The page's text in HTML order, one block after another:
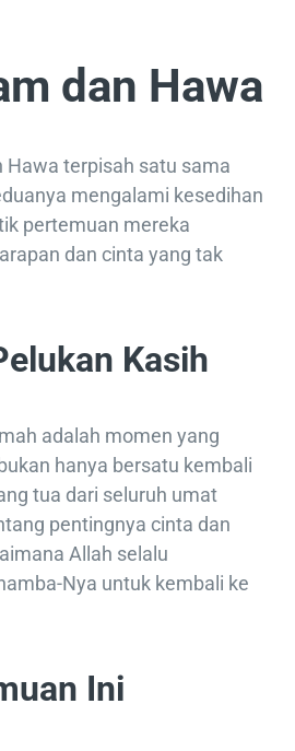
dan Hawa
Hawa terpisah satu sama
mengalami kesedihan
pertemuan mereka
dan cinta yang tak
Kasih
adalah momen yang
hanya bersatu kembali
tua dari seluruh umat
pentingnya cinta dan
Allah selalu
Nya untuk kembali ke
Ini